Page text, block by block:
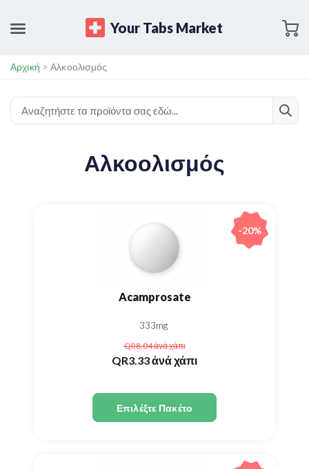
Your Tabs Market
Αρχική >Αλκοολισμός
Αλκοολισμός
Acamprosate
333mg
QR8.04ἀνά χάπι
QR3.33ἀνά χάπι
Επιλέξτε Πακέτο
-20%